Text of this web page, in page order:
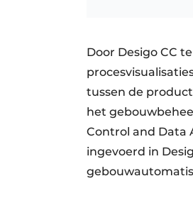
Door Desigo CC
tussen de
het
Control and Data
ingevoerd in